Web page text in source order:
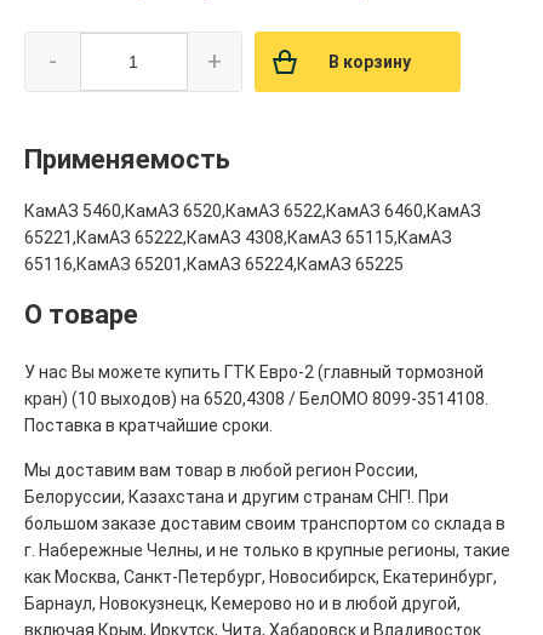
- + В корзину
Применяемость
КамАЗ 5460,КамАЗ 6520,КамАЗ 6522,КамАЗ 6460,КамАЗ
65221,КамАЗ 65222,КамАЗ 4308,КамАЗ 65115,КамАЗ
65116,КамАЗ 65201,КамАЗ 65224,КамАЗ 65225
О товаре
У нас Вы можете купить ГТК Евро-2 (главный тормозной
кран) (10 выходов) на 6520,4308 / БелОМО 8099-3514108.
Поставка в кратчайшие сроки.
Мы доставим вам товар в любой регион России,
Белоруссии, Казахстана и другим странам СНГ!. При
большом заказе доставим своим транспортом со склада в
г. Набережные Челны, и не только в крупные регионы, такие
как Москва, Санкт-Петербург, Новосибирск, Екатеринбург,
Барнаул, Новокузнецк, Кемерово но и в любой другой,
включая Крым, Иркутск, Чита, Хабаровск и Владивосток.